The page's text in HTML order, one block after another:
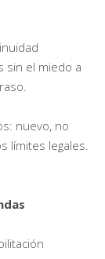
sin el miedo a
nuevo, no
límites legales.